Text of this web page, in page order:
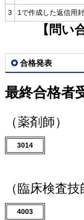
3 1で作成した返信用
【問
合格発表
最終合格者
（薬剤師）
3014
（臨床検査技
4003